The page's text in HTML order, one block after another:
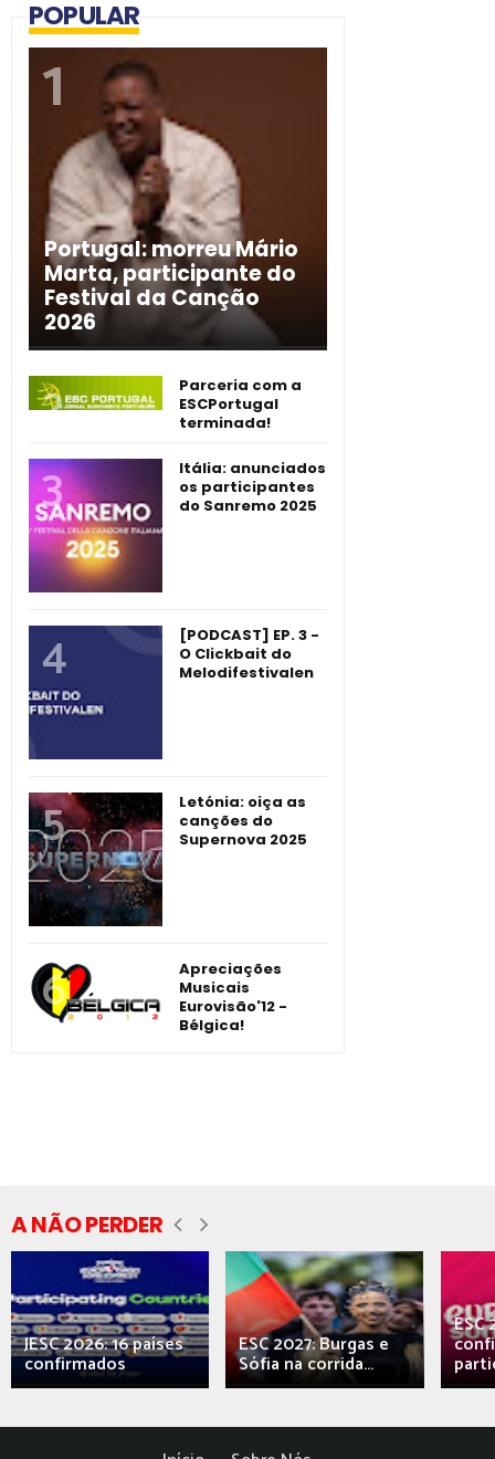
POPULAR
Portugal: morreu Mário
Marta, participante do
Festival da Canção
2026
Parceria com a
ESCPortugal
terminada!
Itália: anunciados
os participantes
do Sanremo 2025
[PODCAST] EP. 3 -
O Clickbait do
Melodifestivalen
Letónia: oiça as
canções do
Supernova 2025
Apreciações
Musicais
Eurovisão'12 -
Bélgica!
A NÃO PERDER
JESC 2026: 16 países
confirmados
ESC 2027: Burgas e
Sófia na corrida...
ESC